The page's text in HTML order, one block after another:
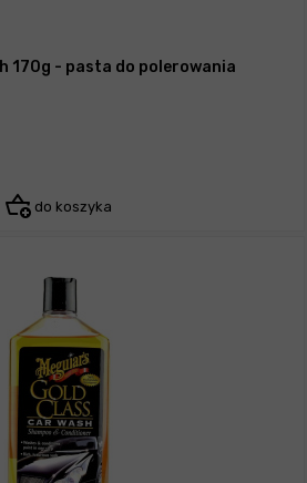
170g - pasta do polerowania
do koszyka